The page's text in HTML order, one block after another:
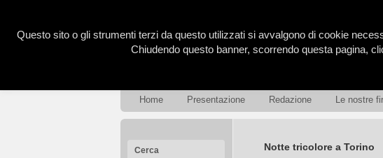
Home Presentazione Redazione Le nostre
Cerca Notte tricolore a Torino
Questo sito o gli strumenti terzi da questo utilizzati si avvalgono di cookie
Chiudendo questo banner, scorrendo questa pagina,